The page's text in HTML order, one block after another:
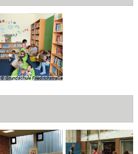
© Grundschule Friedrichstraße